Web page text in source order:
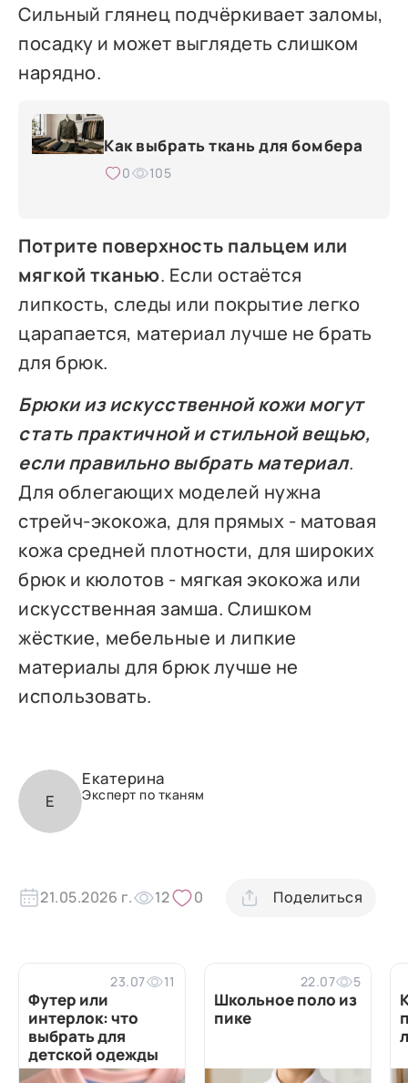
Сильный глянец подчёркивает заломы,
посадку и может выглядеть слишком
нарядно.
Как выбрать ткань для бомбера
0 105
Потрите поверхность пальцем или
мягкой тканью. Если остаётся
липкость, следы или покрытие легко
царапается, материал лучше не брать
для брюк.
Брюки из искусственной кожи могут
стать практичной и стильной вещью,
если правильно выбрать материал.
Для облегающих моделей нужна
стрейч-экокожа, для прямых - матовая
кожа средней плотности, для широких
брюк и кюлотов - мягкая экокожа или
искусственная замша. Слишком
жёсткие, мебельные и липкие
материалы для брюк лучше не
использовать.
Е
Екатерина
Эксперт по тканям
21.05.2026 г. 12 0 Поделиться
23.07 11
Футер или
интерлок: что
выбрать для
детской одежды
22.07 5
Школьное поло из
пике